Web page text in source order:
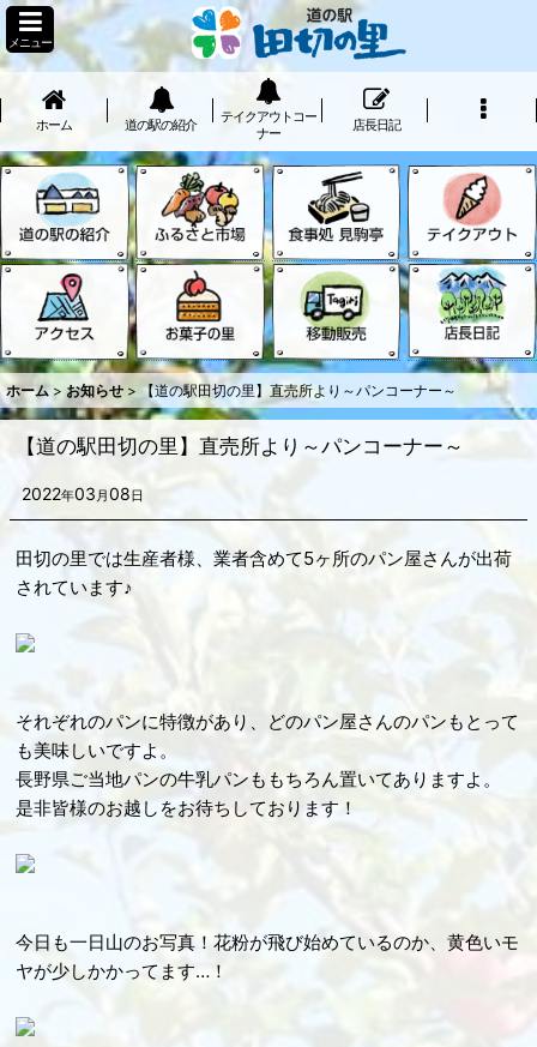
メニュー
ホーム 道の駅の紹介
テイクアウトコー
ナー
店長日記
ホーム > お知らせ > 【道の駅田切の里】直売所より～パンコーナー～
【道の駅田切の里】直売所より～パンコーナー～
2022年03 月08日
田切の里では生産者様、業者含めて5ヶ所のパン屋さんが出荷
されています♪
それぞれのパンに特徴があり、どのパン屋さんのパンもとって
も美味しいですよ。
長野県ご当地パンの牛乳パンももちろん置いてありますよ。
是非皆様のお越しをお待ちしております！
今日も一日山のお写真！花粉が飛び始めているのか、黄色いモ
ヤが少しかかってます…！